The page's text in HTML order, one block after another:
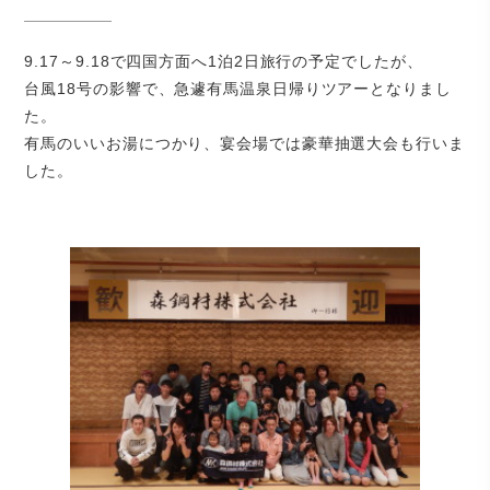
9.17～9.18で四国方面へ1泊2日旅行の予定でしたが、
台風18号の影響で、急遽有馬温泉日帰りツアーとなりまし
た。
有馬のいいお湯につかり、宴会場では豪華抽選大会も行いま
した。